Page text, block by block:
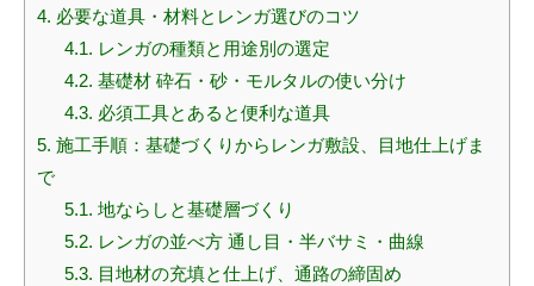
4. 必要な道具・材料とレンガ選びのコツ
4.1. レンガの種類と用途別の選定
4.2. 基礎材 砕石・砂・モルタルの使い分け
4.3. 必須工具とあると便利な道具
5. 施工手順：基礎づくりからレンガ敷設、目地仕上げま
で
5.1. 地ならしと基礎層づくり
5.2. レンガの並べ方 通し目・半バサミ・曲線
5.3. 目地材の充填と仕上げ、通路の締固め